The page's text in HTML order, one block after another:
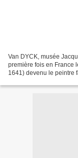
Van DYCK, musée
première fois en France
1641) devenu le peintre